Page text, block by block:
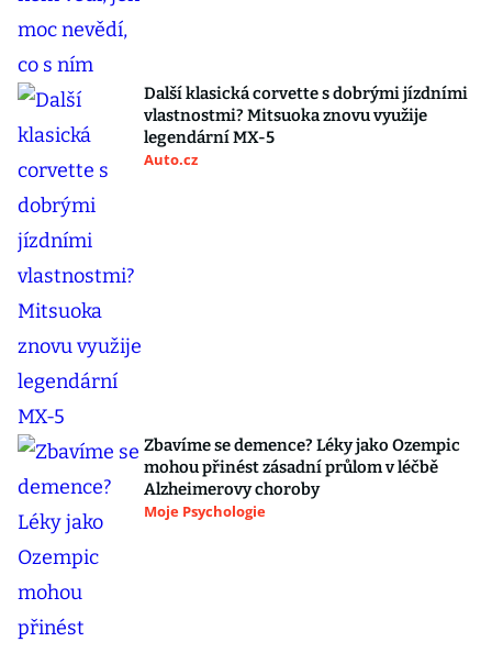
Další klasická corvette s dobrými jízdními
vlastnostmi? Mitsuoka znovu využije
legendární MX-5
Auto.cz
Zbavíme se demence? Léky jako Ozempic
mohou přinést zásadní průlom v léčbě
Alzheimerovy choroby
Moje Psychologie